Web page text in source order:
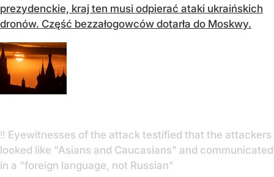
prezydenckie, kraj ten musi odpierać ataki ukraińskich
dronów. Część bezzałogowców dotarła do Moskwy.
‼️ Eyewitnesses of the attack testified that the attackers
looked like "Asians and Caucasians" and communicated
in a "foreign language, not Russian"